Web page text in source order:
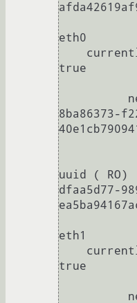
eth0
true
8ba86373-
uuid (
dfaa5d77-
eth1
true